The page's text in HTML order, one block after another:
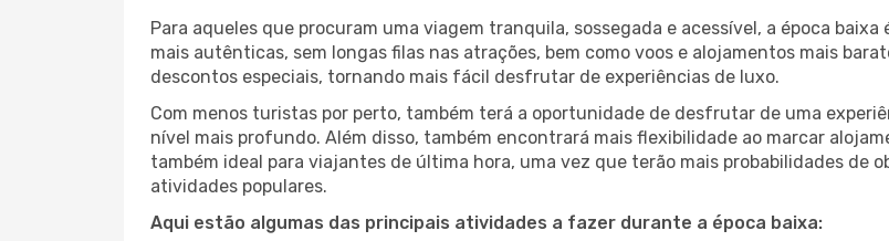
Para aqueles que procuram uma viagem tranquila, sossegada e acessível, a época
mais autênticas, sem longas filas nas atrações, bem como voos e alojamentos mais
descontos especiais, tornando mais fácil desfrutar de experiências de luxo.
Com menos turistas por perto, também terá a oportunidade de desfrutar de uma
nível mais profundo. Além disso, também encontrará mais flexibilidade ao marcar
também ideal para viajantes de última hora, uma vez que terão mais probabilidades de
atividades populares.
Aqui estão algumas das principais atividades a fazer durante a época baixa: